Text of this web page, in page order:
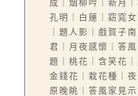
成｜烟柳吟｜新月
孔明｜白蓮｜窈窕
｜題人影｜戲賀子
君｜月夜感懷｜答
題｜桃花｜含笑花
金錢花｜栽花種｜
原晚眺｜答風家見